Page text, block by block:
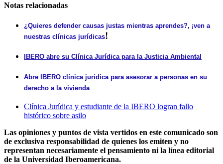
Notas relacionadas
¿Quieres defender causas justas mientras aprendes?, ¡ven a
nuestras clínicas jurídicas!
IBERO abre su Clínica Jurídica para la Justicia Ambiental
Abre IBERO clínica jurídica para asesorar a personas en su
derecho a la vivienda
Clínica Jurídica y estudiante de la IBERO logran fallo
histórico sobre asilo
Las opiniones y puntos de vista vertidos en este comunicado son
de exclusiva responsabilidad de quienes los emiten y no
representan necesariamente el pensamiento ni la línea editorial
de la Universidad Iberoamericana.